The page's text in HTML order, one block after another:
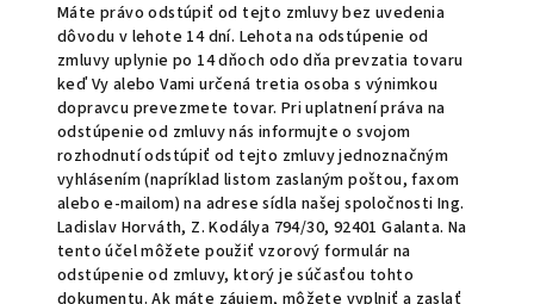
Máte právo odstúpiť od tejto zmluvy bez uvedenia
dôvodu v lehote 14 dní. Lehota na odstúpenie od
zmluvy uplynie po 14 dňoch odo dňa prevzatia tovaru
keď Vy alebo Vami určená tretia osoba s výnimkou
dopravcu prevezmete tovar. Pri uplatnení práva na
odstúpenie od zmluvy nás informujte o svojom
rozhodnutí odstúpiť od tejto zmluvy jednoznačným
vyhlásením (napríklad listom zaslaným poštou, faxom
alebo e-mailom) na adrese sídla našej spoločnosti Ing.
Ladislav Horváth, Z. Kodálya 794/30, 92401 Galanta. Na
tento účel môžete použiť vzorový formulár na
odstúpenie od zmluvy, ktorý je súčasťou tohto
dokumentu. Ak máte záujem, môžete vyplniť a zaslať